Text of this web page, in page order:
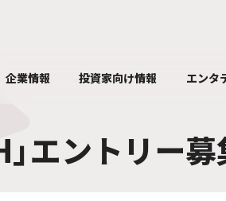
企業情報 投資家向け情報 エンタ
エントリー募